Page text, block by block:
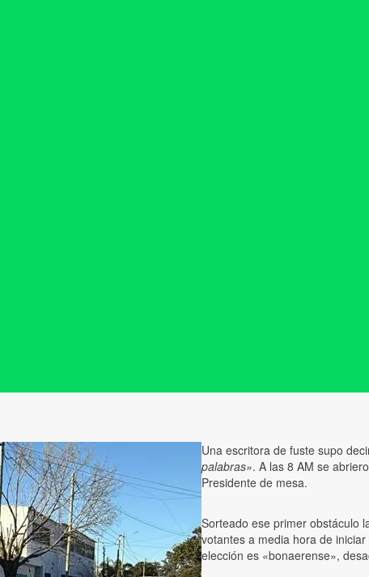
Una escritora de fuste supo
palabras». A las 8 AM se
Presidente de mesa.
Sorteado ese primer obstáculo
votantes a media hora de
elección es «bonaerense»,